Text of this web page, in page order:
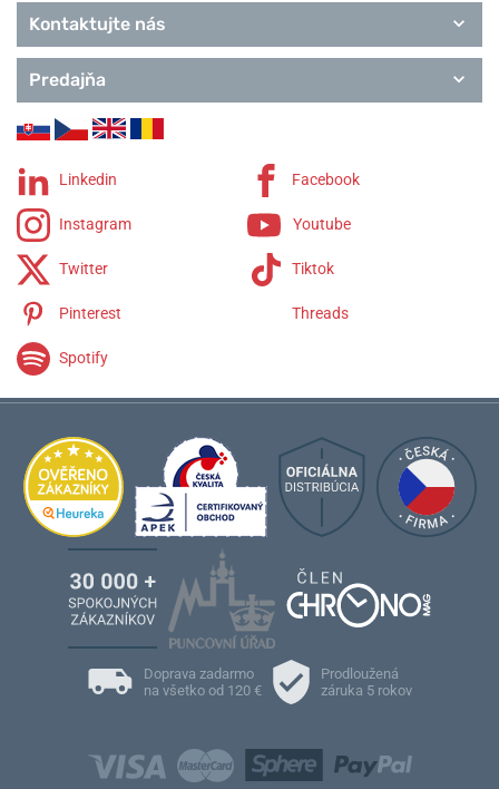
Kontaktujte nás
Predajňa
Linkedin Facebook
Instagram Youtube
Twitter Tiktok
Pinterest Threads
Spotify
Doprava zadarmo
na všetko od 120 €
Prodloužená
záruka 5 rokov